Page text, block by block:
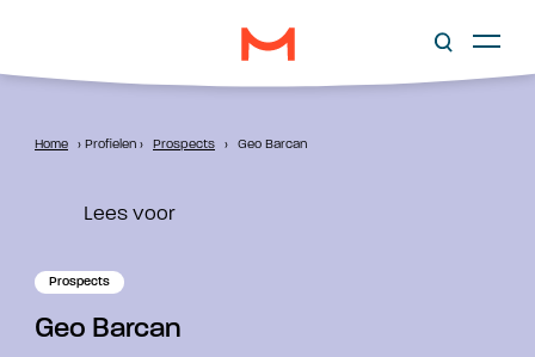
Home › Profielen › Prospects › Geo Barcan
Lees voor
Prospects
Geo Barcan